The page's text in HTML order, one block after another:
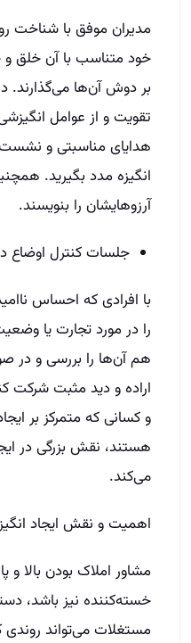
مدیران موفق با شناخت
خود متناسب با آن خلق و
بر دوش آن‌ها می‌گذارند.
تقویت و از عوامل
هدایای مناسبتی و
انگیزه مدد بگیرید.
آرزوهایشان را بنویسند.
جلسات کنترل
با افرادی که احساس
را در مورد تجارت یا
هم آن‌ها را بررسی و در
اراده و دید مثبت شرکت
و کسانی که متمرکز بر
هستند، نقش بزرگی در
می‌کند.
اهمیت و نقش ایجاد
مشاور املاک بودن بالا و
خسته‌کننده نیز باشد،
مستغلات می‌تواند روندی